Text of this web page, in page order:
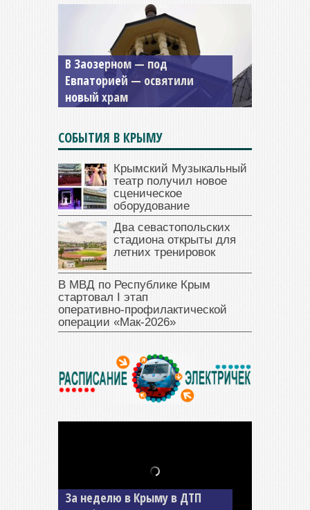
Мужской монастырь Косьмы
и Дамиана в Крыму вновь
открыт для посещения
СОБЫТИЯ В КРЫМУ
Крымский Музыкальный
театр получил новое
сценическое
оборудование
Два севастопольских
стадиона открыты для
летних тренировок
В МВД по Республике Крым
стартовал I этап
оперативно‑профилактической
операции «Мак‑2026»
В Джанкое водитель ВАЗа